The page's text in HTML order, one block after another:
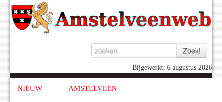
Bijgewerkt: 6 augustus 2026
NIEUW AMSTELVEEN